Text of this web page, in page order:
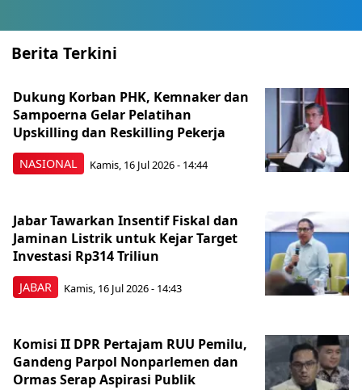
Berita Terkini
NASIONAL
Dukung Korban PHK, Kemnaker dan
Sampoerna Gelar Pelatihan
Upskilling dan Reskilling Pekerja
Kamis, 16 Jul 2026 - 14:44
JABAR
Jabar Tawarkan Insentif Fiskal dan
Jaminan Listrik untuk Kejar Target
Investasi Rp314 Triliun
Kamis, 16 Jul 2026 - 14:43
Komisi II DPR Pertajam RUU Pemilu,
Gandeng Parpol Nonparlemen dan
Ormas Serap Aspirasi Publik